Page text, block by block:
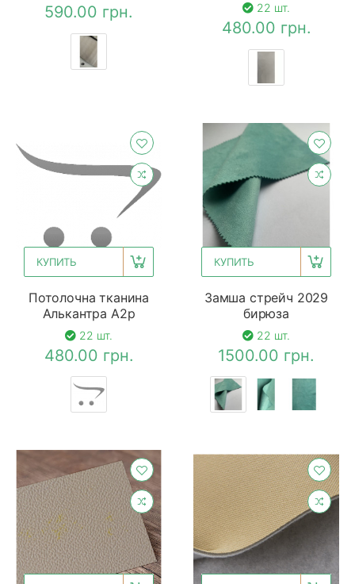
590.00 грн. 22 шт.
480.00 грн.
КУПИТЬ
Потолочна тканина
Алькантра A2p
22 шт.
480.00 грн.
КУПИТЬ
Замша стрейч 2029
бирюза
22 шт.
1500.00 грн.